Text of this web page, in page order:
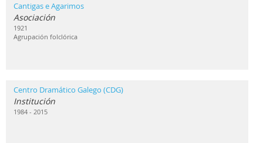
Cantigas e Agarimos
Asociación
1921
Agrupación folclórica
Centro Dramático Galego (CDG)
Institución
1984 - 2015